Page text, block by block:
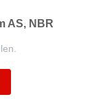
AS, NBR